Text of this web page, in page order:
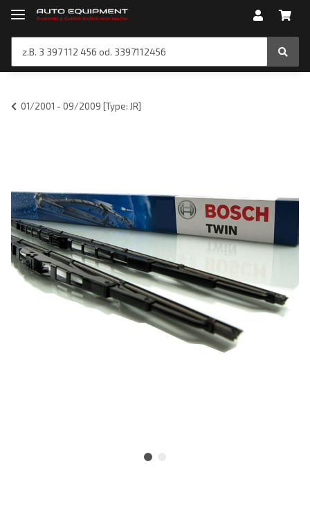
01/2001 - 09/2009 [Type: JR]